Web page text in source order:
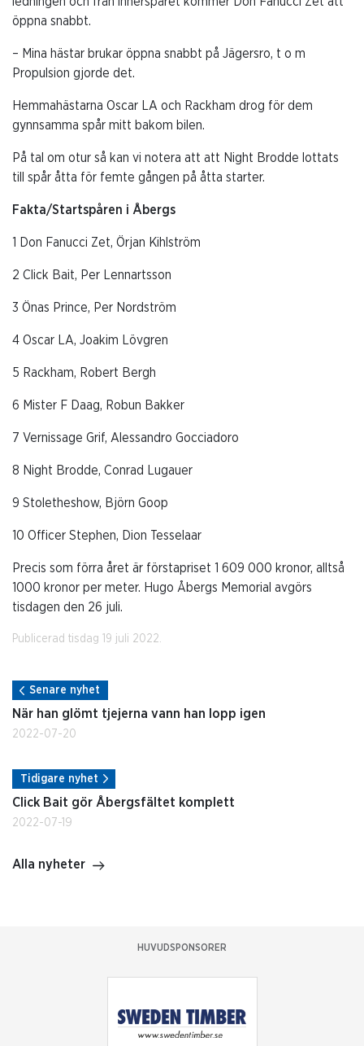
öppna snabbt.
– Mina hästar brukar öppna snabbt på Jägersro, t o m
Propulsion gjorde det.
Hemmahästarna Oscar LA och Rackham drog för dem
gynnsamma spår mitt bakom bilen.
På tal om otur så kan vi notera att att Night Brodde lottats
till spår åtta för femte gången på åtta starter.
Fakta/Startspåren i Åbergs
1 Don Fanucci Zet, Örjan Kihlström
2 Click Bait, Per Lennartsson
3 Önas Prince, Per Nordström
4 Oscar LA, Joakim Lövgren
5 Rackham, Robert Bergh
6 Mister F Daag, Robun Bakker
7 Vernissage Grif, Alessandro Gocciadoro
8 Night Brodde, Conrad Lugauer
9 Stoletheshow, Björn Goop
10 Officer Stephen, Dion Tesselaar
Precis som förra året är förstapriset 1 609 000 kronor, alltså
1000 kronor per meter. Hugo Åbergs Memorial avgörs
tisdagen den 26 juli.
Publicerad tisdag 19 juli 2022.
Senare nyhet
När han glömt tjejerna vann han lopp igen
2022-07-20
Tidigare nyhet
Click Bait gör Åbergsfältet komplett
2022-07-19
Alla nyheter
HUVUDSPONSORER